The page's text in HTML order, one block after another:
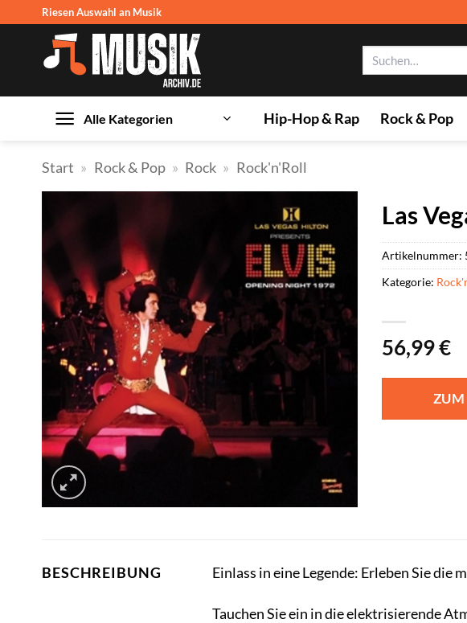
springen
Riesen Auswahl an Musik
Alle Kategorien Hip-Hop & Rap Rock & Pop
Start » Rock & Pop » Rock » Rock'n'Roll
Las
56,99€
ZUM
Artikelnummer:
Kategorie:
BESCHREIBUNG Einlass in eine Legende: Erleben Sie die
Tauchen Sie ein in die elektrisierende